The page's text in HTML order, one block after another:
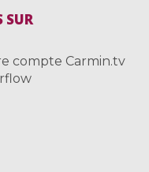
SUR
compte Carmin.tv